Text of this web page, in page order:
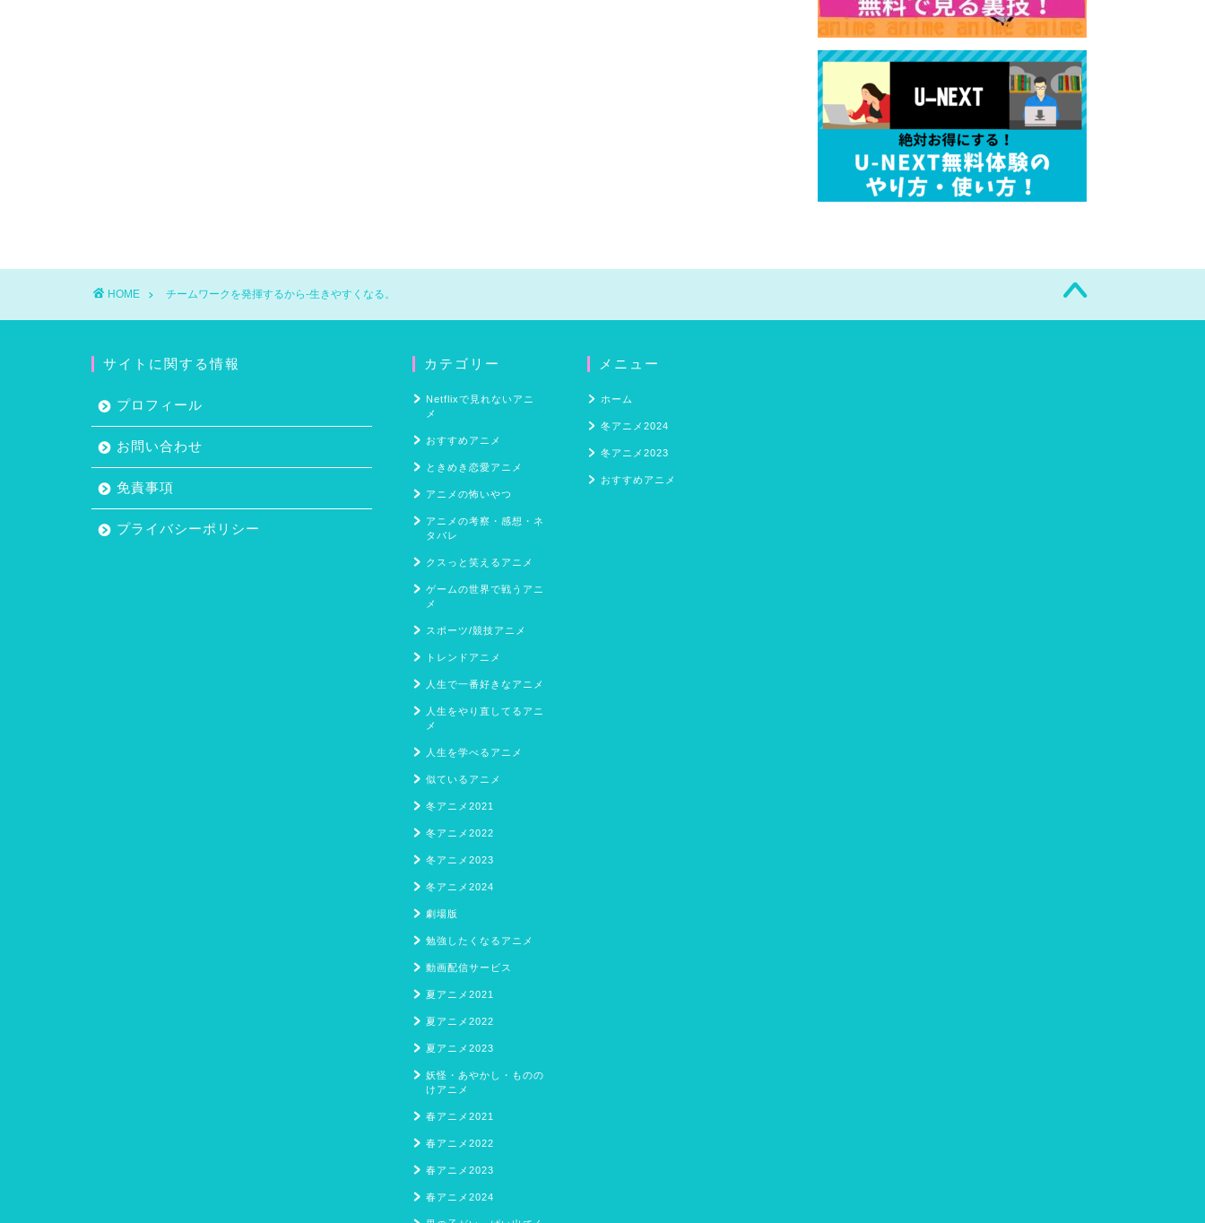
HOME チームワークを発揮するから-生きやすくなる。
サイトに関する情報
プロフィール
お問い合わせ
免責事項
プライバシーポリシー
カテゴリー
Netflixで見れないアニ
メ
おすすめアニメ
ときめき恋愛アニメ
アニメの怖いやつ
アニメの考察・感想・ネ
タバレ
クスっと笑えるアニメ
ゲームの世界で戦うアニ
メ
スポーツ/競技アニメ
トレンドアニメ
人生で一番好きなアニメ
人生をやり直してるアニ
メ
人生を学べるアニメ
似ているアニメ
冬アニメ2021
冬アニメ2022
冬アニメ2023
冬アニメ2024
劇場版
勉強したくなるアニメ
動画配信サービス
夏アニメ2021
夏アニメ2022
夏アニメ2023
妖怪・あやかし・ものの
けアニメ
春アニメ2021
春アニメ2022
春アニメ2023
春アニメ2024
メニュー
ホーム
冬アニメ2024
冬アニメ2023
おすすめアニメ